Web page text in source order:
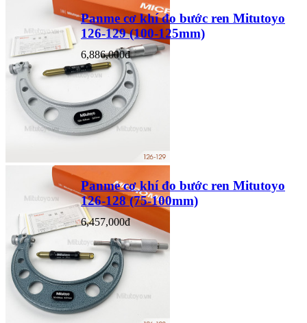
Panme cơ khí đo bước ren Mitutoyo
126-129 (100-125mm)
6,886,000đ
Panme cơ khí đo bước ren Mitutoyo
126-128 (75-100mm)
6,457,000đ